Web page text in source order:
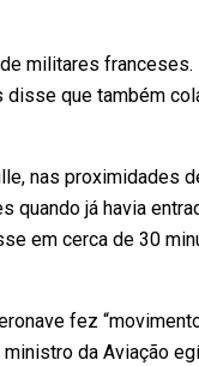
militares franceses.
disse que também
nas proximidades
quando já havia
em cerca de 30
fez
da Aviação